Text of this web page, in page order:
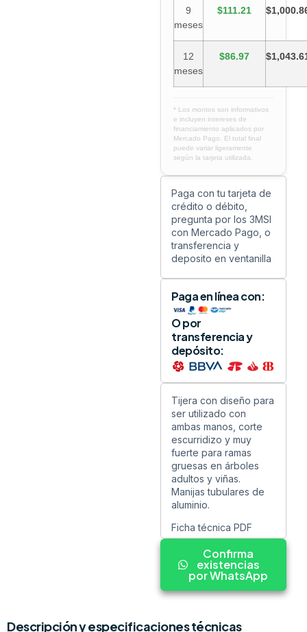
9
meses
$111.21
12
meses
$86.97
* Los montos son informativos
e incluyen intereses de
financiamiento aplicados por
Mercado Pago. El total final
puede variar ligeramente
según la tarjeta utilizada.
Paga con tu tarjeta de
crédito o débito,
pregunta por los 3MSI
con Mercado Pago, o
transferencia y
deposito en ventanilla
Paga en línea con:
O por
transferencia y
depósito:
Tijera con diseño para
ser utilizado con
ambas manos, corte
escurridizo y muy
fuerte para ramas
gruesas en árboles
adultos y viñas.
Manijas tubulares de
aluminio.
Ficha técnica PDF
Confirma
existencias
por WhatsApp
Descripción y especificaciones técnicas